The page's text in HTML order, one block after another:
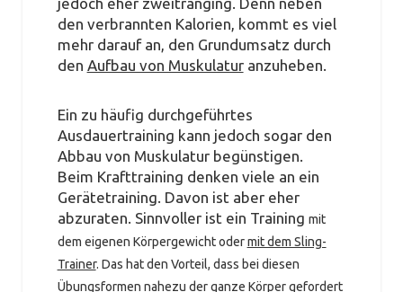
jedoch eher zweitranging. Denn neben
den verbrannten Kalorien, kommt es viel
mehr darauf an, den Grundumsatz durch
den Aufbau von Muskulaturanzuheben.
Ein zu häufig durchgeführtes
Ausdauertraining kann jedoch sogar den
Abbau von Muskulatur begünstigen.
Beim Krafttraining denken viele an ein
Gerätetraining. Davon ist aber eher
abzuraten. Sinnvoller ist ein Training mit
dem eigenen Körpergewicht odermit dem Sling-
Trainer. Das hat den Vorteil, dass bei diesen
Übungsformen nahezu der ganze Körper gefordert